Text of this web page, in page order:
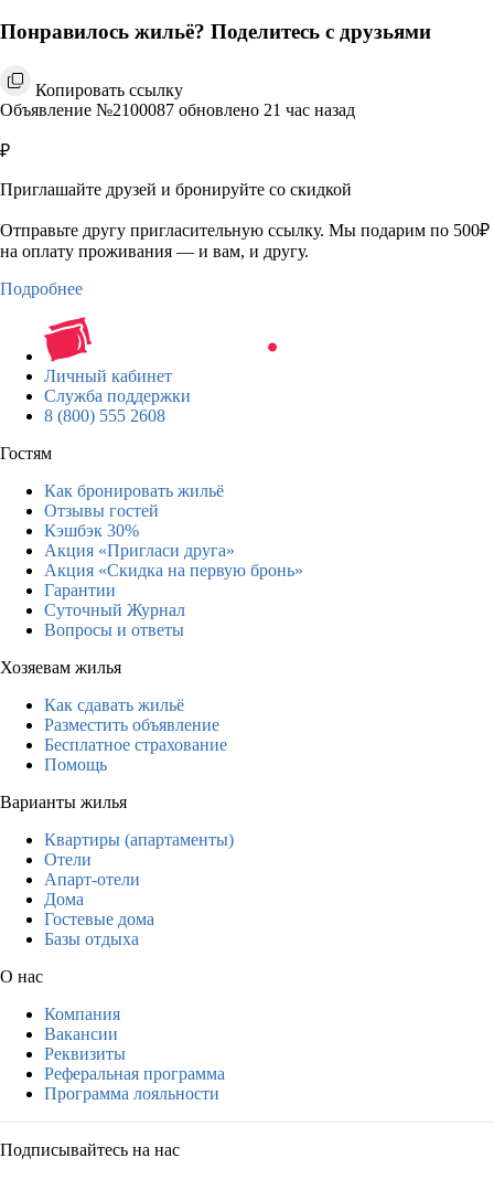
Понравилось жильё? Поделитесь с друзьями
Копировать ссылку
Объявление №2100087 обновлено 21 час назад
₽
Приглашайте друзей и бронируйте со скидкой
Отправьте другу пригласительную ссылку. Мы подарим по 500₽
на оплату проживания — и вам, и другу.
Подробнее
Личный кабинет
Служба поддержки
8 (800) 555 2608
Гостям
Как бронировать жильё
Отзывы гостей
Кэшбэк 30%
Акция «Пригласи друга»
Акция «Скидка на первую бронь»
Гарантии
Суточный Журнал
Вопросы и ответы
Хозяевам жилья
Как сдавать жильё
Разместить объявление
Бесплатное страхование
Помощь
Варианты жилья
Квартиры (апартаменты)
Отели
Апарт-отели
Дома
Гостевые дома
Базы отдыха
О нас
Компания
Вакансии
Реквизиты
Реферальная программа
Программа лояльности
Подписывайтесь на нас